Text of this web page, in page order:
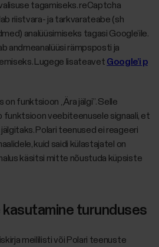
tagamiseks. reCaptcha
riistvara- ja tarkvarateabe (sh
analüüsimiseks tagasi Google’ile.
andmeanalüüsi rämpsposti ja
Lugege lisateavet Google’i p
funktsioon „Ära jälgi”. Selle
funktsioon veebiteenusele signaali, et
Polari teenused ei reageeri
kuid saidi külastajatel on
käsitsi mitte nõustuda küpsiste
kasutamine turunduses
meililisti või Polari teenuste